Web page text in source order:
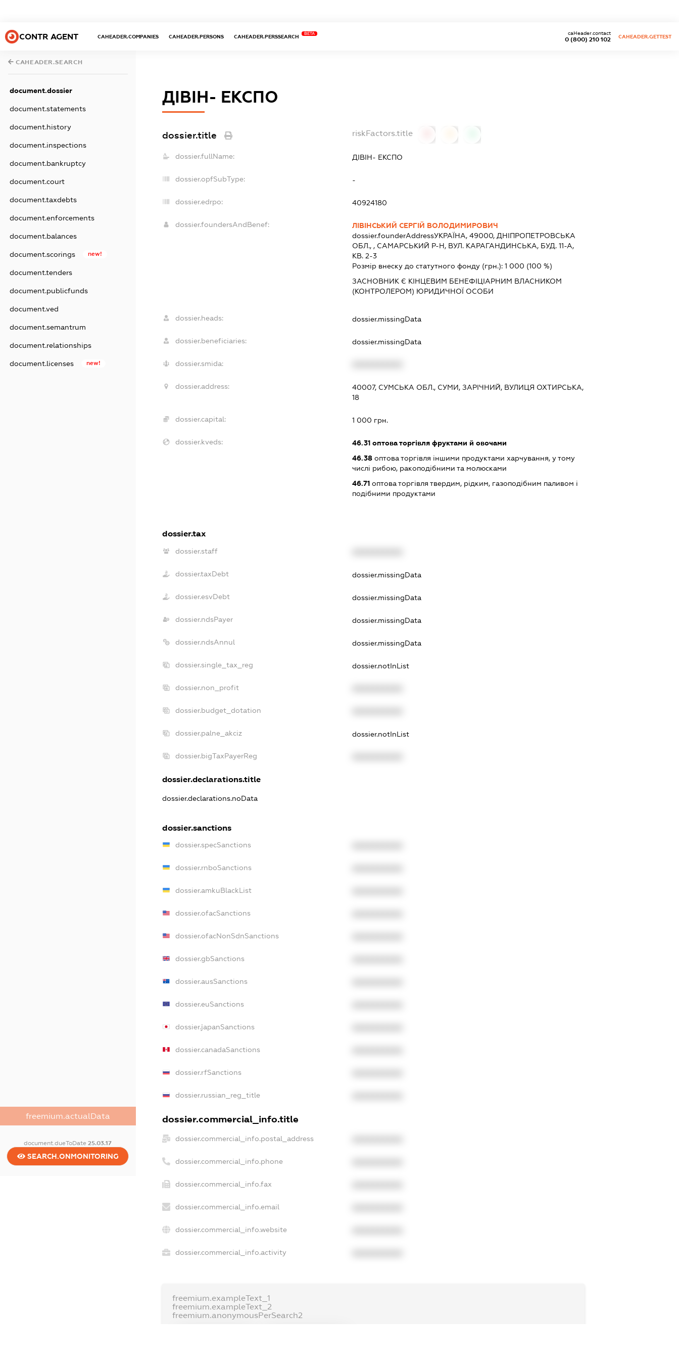
CONTR AGENT CAHEADER.COMPANIES CAHEADER.PERSONS CAHEADER.PERSSEARCH
BETA
0 (800) 210 102
caHeader.contact
CAHEADER.GETTEST
CAHEADER.SEARCH
document.dossier
document.statements
document.history
document.inspections
document.bankruptcy
document.court
document.taxdebts
document.enforcements
document.balances
document.scorings new!
document.tenders
document.publicfunds
document.ved
document.semantrum
document.relationships
document.licenses new!
freemium.actualData
document.dueToDate25.03.17
SEARCH.ONMONITORING
ДІВІН- ЕКСПО
dossier.title riskFactors.title
dossier.fullName: ДІВІН- ЕКСПО
dossier.opfSubType: -
dossier.edrpo: 40924180
dossier.foundersAndBenef:
ЛІВІНСЬКИЙ СЕРГІЙ ВОЛОДИМИРОВИЧ
dossier.founderAddressУКРАЇНА, 49000, ДНIПРОПЕТРОВСЬКА
ОБЛ., , САМАРСЬКИЙ Р-Н, ВУЛ. КАРАГАНДИНСЬКА, БУД. 11-А,
КВ. 2-3
Розмір внеску до статутного фонду (грн.):1 000 (100 %)
ЗАСНОВНИК Є КІНЦЕВИМ БЕНЕФІЦІАРНИМ ВЛАСНИКОМ
(КОНТРОЛЕРОМ) ЮРИДИЧНОЇ ОСОБИ
dossier.heads: dossier.missingData
dossier.beneficiaries: dossier.missingData
dossier.smida:
dossier.address:
40007, СУМСЬКА ОБЛ., СУМИ, ЗАРІЧНИЙ, ВУЛИЦЯ ОХТИРСЬКА,
18
dossier.capital: 1 000 грн.
dossier.kveds: 46.31 оптова торгівля фруктами й овочами
46.38 оптова торгівля іншими продуктами харчування, у тому
числі рибою, ракоподібними та молюсками
46.71 оптова торгівля твердим, рідким, газоподібним паливом і
подібними продуктами
dossier.tax
dossier.staff
dossier.taxDebt dossier.missingData
dossier.esvDebt dossier.missingData
dossier.ndsPayer dossier.missingData
dossier.ndsAnnul dossier.missingData
dossier.single_tax_reg dossier.notInList
dossier.non_profit
dossier.budget_dotation
dossier.palne_akciz dossier.notInList
dossier.bigTaxPayerReg
dossier.declarations.title
dossier.declarations.noData
dossier.sanctions
dossier.specSanctions
dossier.rnboSanctions
dossier.amkuBlackList
dossier.ofacSanctions
dossier.ofacNonSdnSanctions
dossier.gbSanctions
dossier.ausSanctions
dossier.euSanctions
dossier.japanSanctions
dossier.canadaSanctions
dossier.rfSanctions
dossier.russian_reg_title
dossier.commercial_info.title
dossier.commercial_info.postal_address
dossier.commercial_info.phone
dossier.commercial_info.fax
dossier.commercial_info.email
dossier.commercial_info.website
dossier.commercial_info.activity
freemium.exampleText_1
freemium.exampleText_2
freemium.anonymousPerSearch2